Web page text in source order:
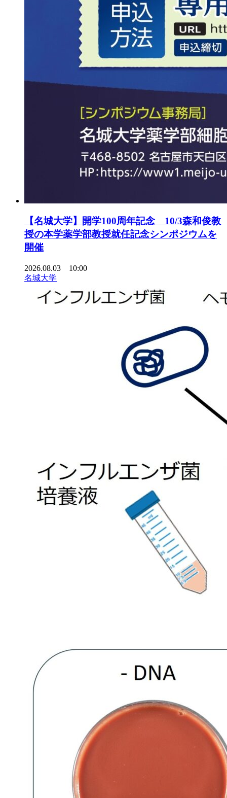
【名城大学】開学100周年記念 10/3森和俊教
授の本学薬学部教授就任記念シンポジウムを
開催
2026.08.03 10:00
名城大学